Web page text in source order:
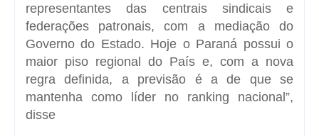
representantes das centrais sindicais e
federações patronais, com a mediação do
Governo do Estado. Hoje o Paraná possui o
maior piso regional do País e, com a nova
regra definida, a previsão é a de que se
mantenha como líder no ranking nacional”,
disse